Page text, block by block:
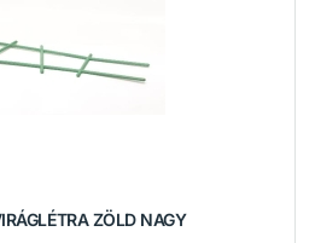
ZÖLD NAGY